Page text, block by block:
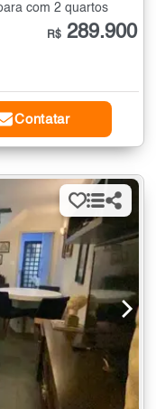
com 2 quartos
R$ 289.900
Contatar